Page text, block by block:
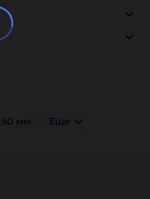
50 мм Еще